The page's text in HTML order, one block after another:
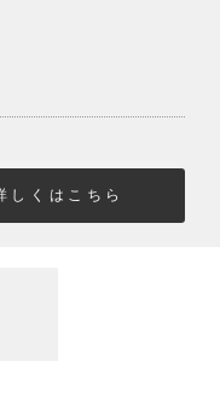
しくはこちら